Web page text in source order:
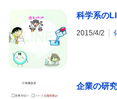
科学系の
2015/4/2
企業の研